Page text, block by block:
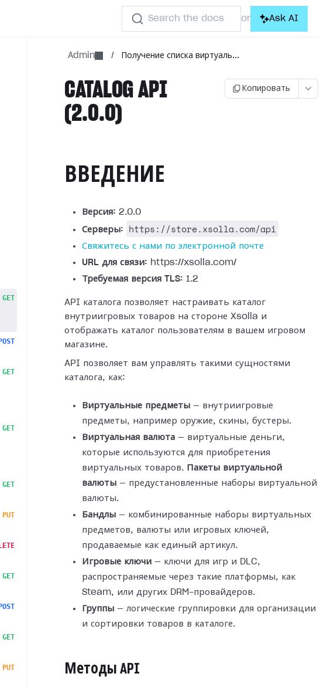
Search the docs or Ask AI
GET
POST
GET
GET
GET
PUT
GET
POST
GET
PUT
Admin / Получение списка виртуаль...
CATALOG API
(2.0.0)
Копировать
ВВЕДЕНИЕ
Версия: 2.0.0
Серверы:
https://store.xsolla.com/api
Свяжитесь с нами по электронной почте
URL для связи: https://xsolla.com/
Требуемая версия TLS: 1.2
API каталога позволяет настраивать каталог
внутриигровых товаров на стороне Xsolla и
отображать каталог пользователям в вашем игровом
магазине.
API позволяет вам управлять такими сущностями
каталога, как:
Виртуальные предметы — внутриигровые
предметы, например оружие, скины, бустеры.
Виртуальная валюта — виртуальные деньги,
которые используются для приобретения
виртуальных товаров. Пакеты виртуальной
валюты — предустановленные наборы виртуальной
валюты.
Бандлы — комбинированные наборы виртуальных
предметов, валюты или игровых ключей,
продаваемые как единый артикул.
Игровые ключи — ключи для игр и DLC,
распространяемые через такие платформы, как
Steam, или других DRM-провайдеров.
Группы — логические группировки для организации
и сортировки товаров в каталоге.
Методы API